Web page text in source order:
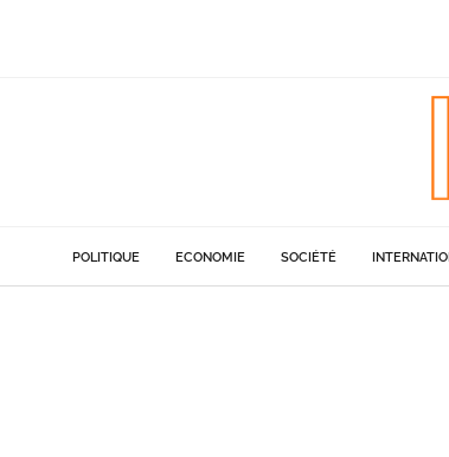
POLITIQUE ECONOMIE SOCIÉTÉ